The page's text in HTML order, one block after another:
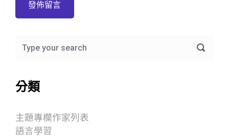
分類
主題專欄作家列表
語言學習